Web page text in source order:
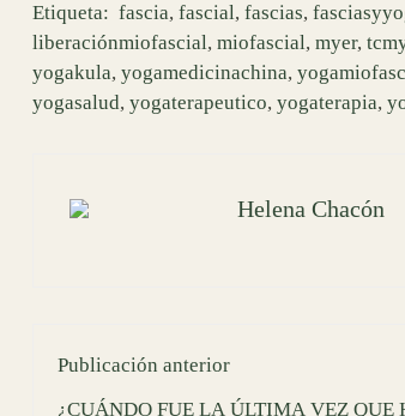
Etiqueta: fascia, fascial, fascias,
liberaciónmiofascial, miofascial, myer,
yogakula, yogamedicinachina,
yogasalud, yogaterapeutico, yogaterapia,
Helena Chacón
Publicación anterior
¿CUÁNDO FUE LA ÚLTIMA VEZ QUE